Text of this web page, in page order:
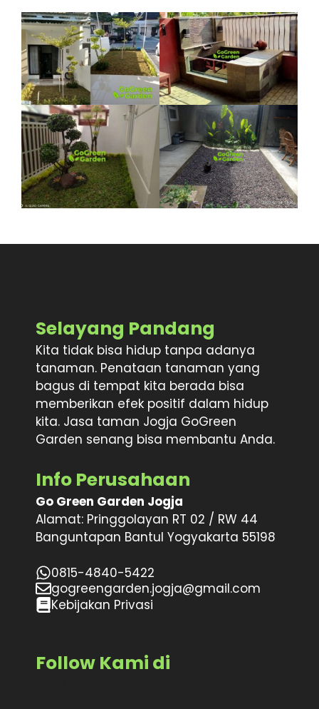
Selayang Pandang
Kita tidak bisa hidup tanpa adanya
tanaman. Penataan tanaman yang
bagus di tempat kita berada bisa
memberikan efek positif dalam hidup
kita. Jasa taman Jogja GoGreen
Garden senang bisa membantu Anda.
Info Perusahaan
Go Green Garden Jogja
Alamat: Pringgolayan RT 02 / RW 44
Banguntapan Bantul Yogyakarta 55198
0815-4840-5422
gogreengarden.jogja@gmail.com
Kebijakan Privasi
Follow Kami di